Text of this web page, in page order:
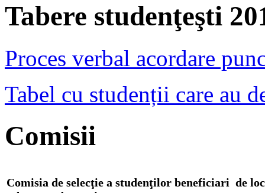
Tabere studenţeşti
Proces verbal acordare
Tabel cu studenții care au
Comisii
Comisia de selecţie a studenţilor beneficiari de